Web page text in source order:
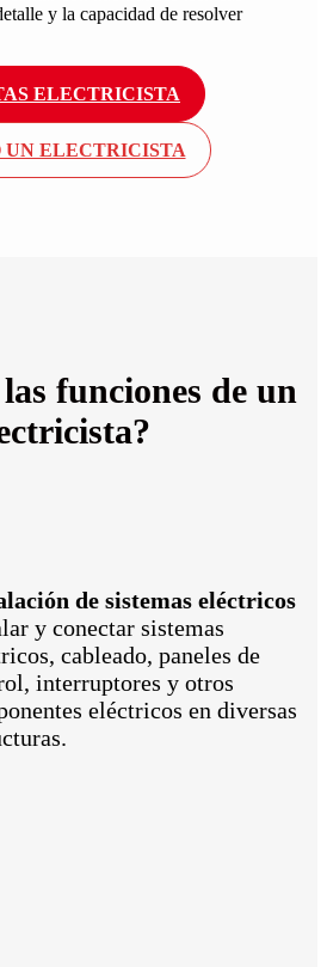
y la capacidad de resolver
ELECTRICISTA
UN ELECTRICISTA
funciones de un
de sistemas eléctricos
y conectar sistemas
cableado, paneles de
interruptores y otros
eléctricos en diversas